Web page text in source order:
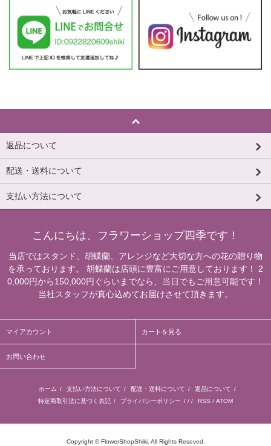
返品について
配送・送料について
支払い方法について
こんにちは、フラワーショップ四季です！
当店ではスタンド、胡蝶蘭、アレンジなど大切な方への花の贈り物
を承っております。 胡蝶蘭は店頭に豊富にご用意しております！ 2
0,000円から150,000円ぐらいまでなら、当日でもご用意可能です！
当社スタッフが真心込めてお届けさせて頂きます。
マイアカウント カートを見る
お問い合わせ
ホーム / 支払い方法について / 配送・送料について / 返品について /
特定商取引法に基づく表記 / プライバシーポリシー / / / RSS / ATOM
Copyright © FlowerShopShiki. All Rights Reseved.